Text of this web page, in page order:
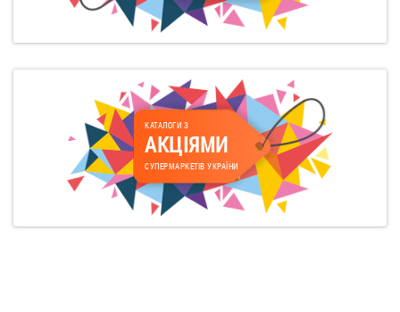
КАТАЛОГИ З
АКЦІЯМИ
СУПЕРМАРКЕТІВ УКРАЇНИ